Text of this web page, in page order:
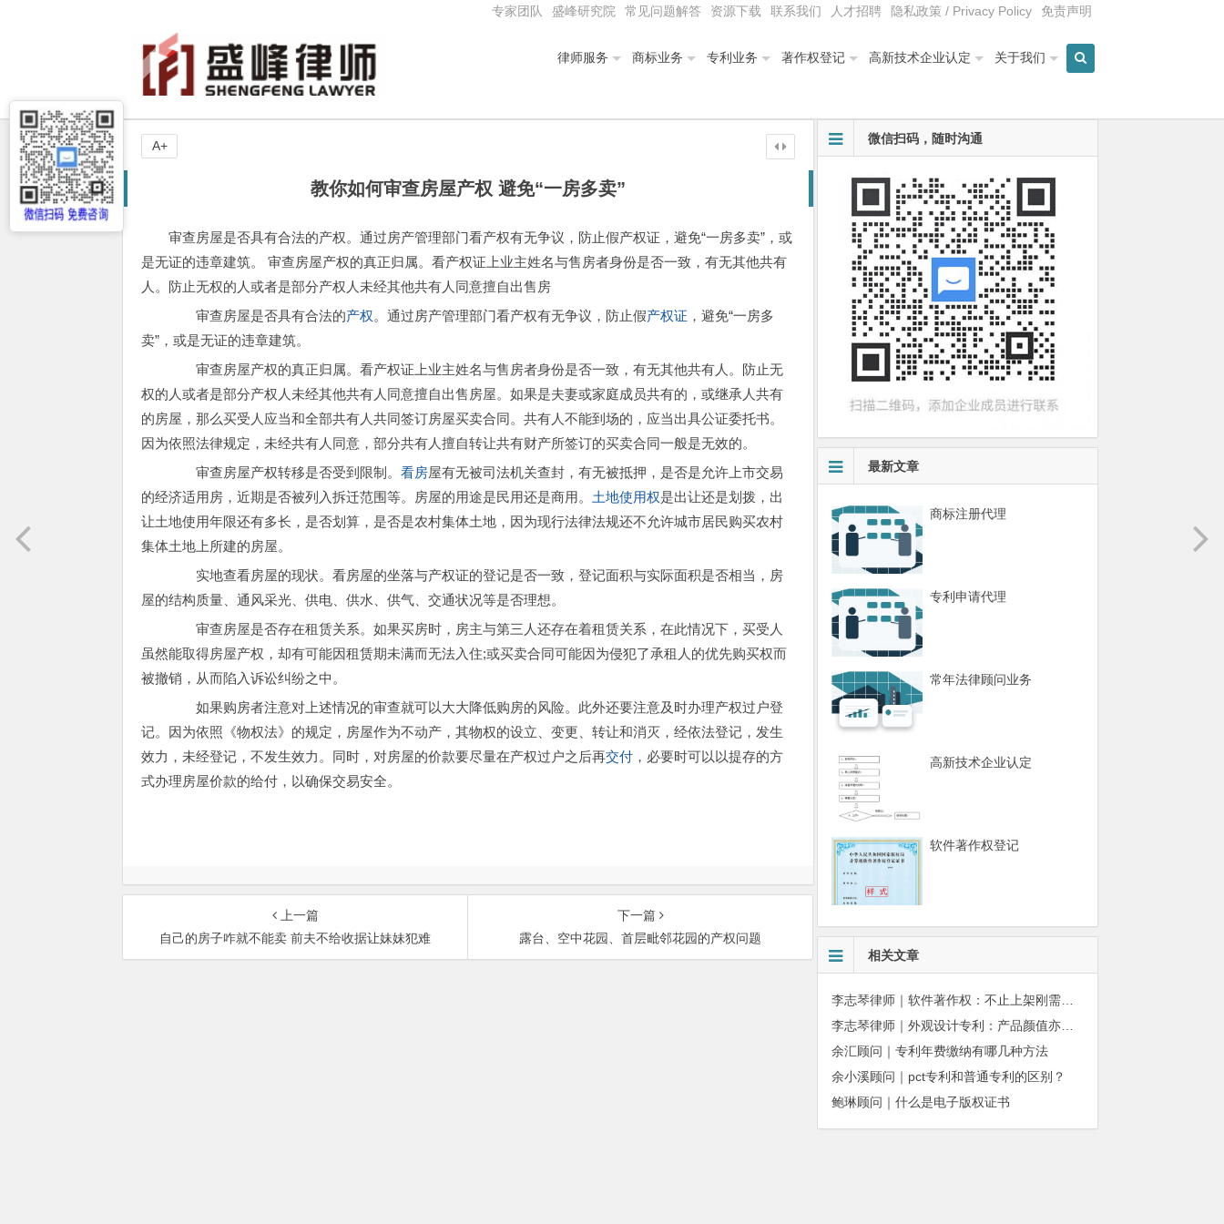
专家团队 盛峰研究院 常见问题解答 资源下载 联系我们 人才招聘 隐私政策 / Privacy Policy 免责声明
律师服务 商标业务 专利业务 著作权登记 高新技术企业认定 关于我们
教你如何审查房屋产权 避免“一房多卖”
审查房屋是否具有合法的产权。通过房产管理部门看产权有无争议，防止假产权证，避免“一房多卖”，或
是无证的违章建筑。 审查房屋产权的真正归属。看产权证上业主姓名与售房者身份是否一致，有无其他共有
人。防止无权的人或者是部分产权人未经其他共有人同意擅自出售房
审查房屋是否具有合法的产权。通过房产管理部门看产权有无争议，防止假产权证 ，避免“一房多
卖”，或是无证的违章建筑。
审查房屋产权的真正归属。看产权证上业主姓名与售房者身份是否一致，有无其他共有人。防止无
权的人或者是部分产权人未经其他共有人同意擅自出售房屋。如果是夫妻或家庭成员共有的，或继承人共有
的房屋，那么买受人应当和全部共有人共同签订房屋买卖合同。共有人不能到场的，应当出具公证委托书。
因为依照法律规定，未经共有人同意，部分共有人擅自转让共有财产所签订的买卖合同一般是无效的。
审查房屋产权转移是否受到限制。看房屋有无被司法机关查封，有无被抵押，是否是允许上市交易
的经济适用房，近期是否被列入拆迁范围等。房屋的用途是民用还是商用。 土地使用权是出让还是划拨，出
让土地使用年限还有多长，是否划算，是否是农村集体土地，因为现行法律法规还不允许城市居民购买农村
集体土地上所建的房屋。
实地查看房屋的现状。看房屋的坐落与产权证的登记是否一致，登记面积与实际面积是否相当，房
屋的结构质量、通风采光、供电、供水、供气、交通状况等是否理想。
审查房屋是否存在租赁关系。如果买房时，房主与第三人还存在着租赁关系，在此情况下，买受人
虽然能取得房屋产权，却有可能因租赁期未满而无法入住;或买卖合同可能因为侵犯了承租人的优先购买权而
被撤销，从而陷入诉讼纠纷之中。
如果购房者注意对上述情况的审查就可以大大降低购房的风险。此外还要注意及时办理产权过户登
记。因为依照《物权法》的规定，房屋作为不动产，其物权的设立、变更、转让和消灭，经依法登记，发生
效力，未经登记，不发生效力。同时，对房屋的价款要尽量在产权过户之后再交付 ，必要时可以以提存的方
式办理房屋价款的给付，以确保交易安全。
A+
上一篇
自己的房子咋就不能卖 前夫不给收据让妹妹犯难
下一篇
露台、空中花园、首层毗邻花园的产权问题
微信扫码，随时沟通
最新文章
商标注册代理
专利申请代理
常年法律顾问业务
高新技术企业认定
软件著作权登记
相关文章
李志琴律师｜软件著作权：不止上架刚需，更是企业长期合规资产
李志琴律师｜外观设计专利：产品颜值亦是企业核心商业壁垒
余汇顾问｜专利年费缴纳有哪几种方法
余小溪顾问｜pct专利和普通专利的区别？
鲍琳顾问｜什么是电子版权证书